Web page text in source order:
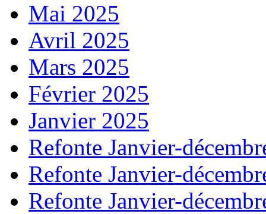
Mai 2025
Avril 2025
Mars 2025
Février 2025
Janvier 2025
Refonte Janvier-
Refonte Janvier-
Refonte Janvier-